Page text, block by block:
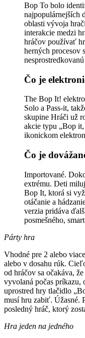
Bop To bolo
najpopulárnejších
oblasti vývoja
interakcie medzi
hráčov používať
herných procesov
Čo je
The Bop It!
Solo a Pass-it,
skupine Hráči už
akcie typu „Bop
ikonickom
Čo je
Importované.
extrému. Deti
Bop It, ktorá si
otáčanie a
verzia pridáva
posmešného,
Párty hra
Vhodné pre 2 alebo
alebo v dosahu rúk.
od hráčov sa očakáva,
vyvolaná počas príkazu,
uprostred hry tlačidlo
musí hru zabiť. Úžasné.
posledný hráč, ktorý
Hra jeden na jedného